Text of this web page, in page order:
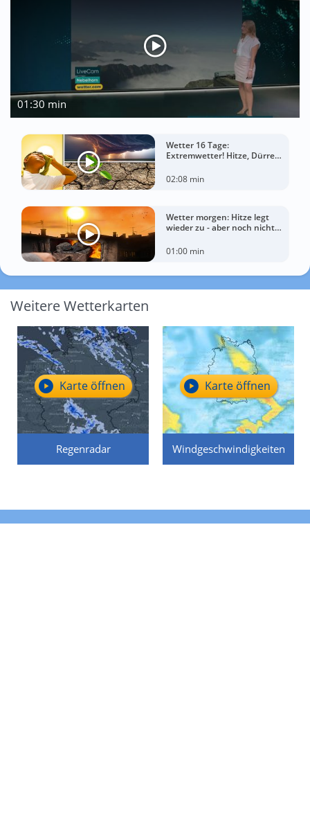
01:30 min
Wetter 16 Tage:
Extremwetter! Hitze, Dürre
02:08 min
Wetter morgen: Hitze legt
wieder zu - aber noch nicht
01:00 min
Weitere Wetterkarten
Regenradar
Karte öffnen
Windgeschwindigkeiten
Karte öffnen